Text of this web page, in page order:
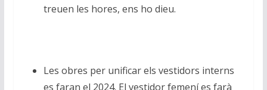
treuen les hores, ens ho dieu.
Les obres per unificar els vestidors interns
es faran el 2024. El vestidor femení es farà